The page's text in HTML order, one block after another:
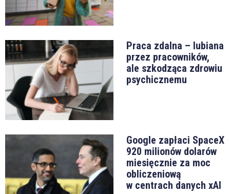
Praca zdalna – lubiana
przez pracowników,
ale szkodząca zdrowiu
psychicznemu
Google zapłaci SpaceX
920 milionów dolarów
miesięcznie za moc
obliczeniową
w centrach danych xAI